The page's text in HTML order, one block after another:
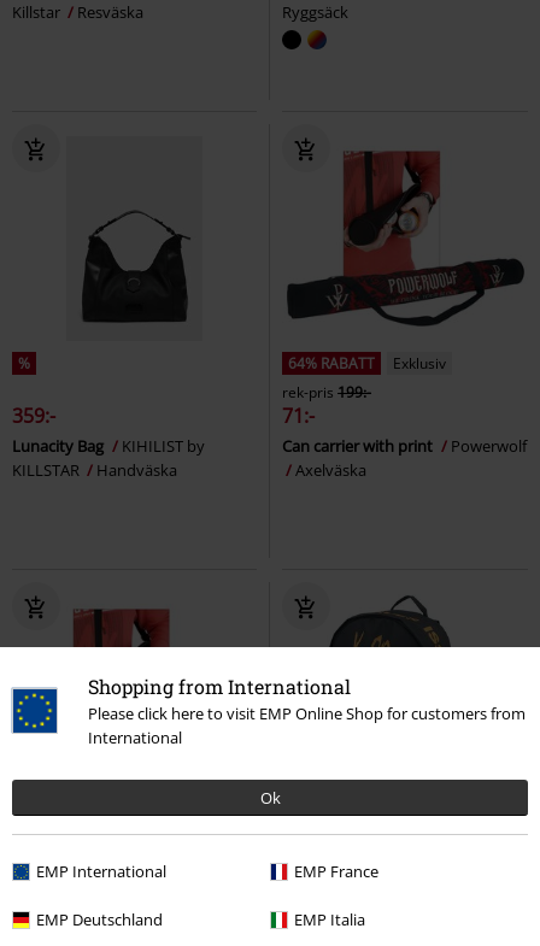
Shopping from International
Please click here to visit EMP Online Shop for customers from
International
Ok
EMP International EMP France
EMP Deutschland EMP Italia
Killstar
Resväska
Ryggsäck
%
359:-
Lunacity Bag
KIHILIST by
KILLSTAR
Handväska
64% RABATT
Exklusiv
rek-pris 199:-
71:-
Can carrier with print
Powerwolf
Axelväska
66% RABATT
Exklusiv
71:-
Motörhead
Kylväska
519:-
Ryggsäck